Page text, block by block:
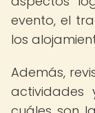
evento, el
los
Además,
actividades